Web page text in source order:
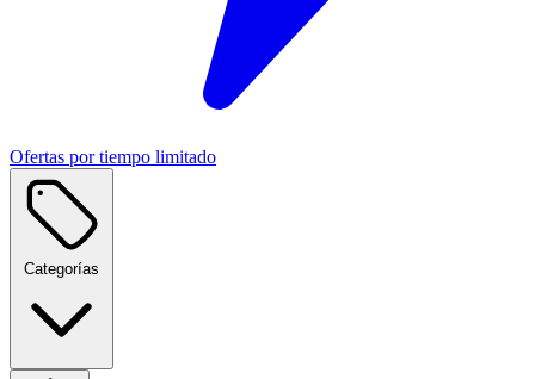
Ofertas por tiempo limitado
Categorías